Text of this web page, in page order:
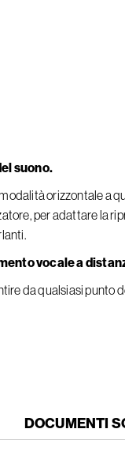
suono.
orizzontale a
per adattare la
vocale a
da qualsiasi punto
DOCUMENTI